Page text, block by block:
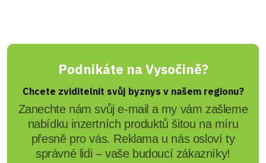
Podnikáte na Vysočině?
Chcete zviditelnit svůj byznys v našem regionu?
Zanechte nám svůj e-mail a my vám zašleme
nabídku inzertních produktů šitou na míru
přesně pro vás. Reklama u nás osloví ty
správné lidi – vaše budoucí zákazníky!